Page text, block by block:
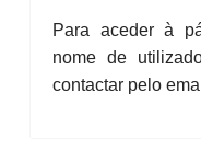
Para aceder à
nome de
contactar pelo